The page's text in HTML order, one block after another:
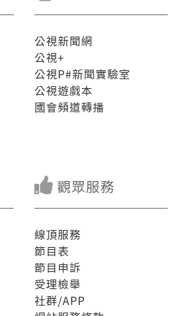
公視新聞網
公視+
公視P#新聞實驗室
公視遊戲本
國會頻道轉播
觀眾服務
線頂服務
節目表
節目申訴
受理檢舉
社群/APP